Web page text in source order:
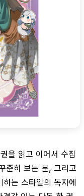
을 읽고 이어서 수집
준히 보는 분, 그리고
는 스타일의 독자에